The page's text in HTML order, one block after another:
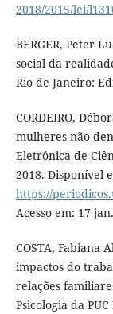
2018/2015/lei/
BERGER, Peter
social da
Rio de Janeiro:
CORDEIRO,
mulheres não
Eletrônica de
2018. Disponível
https://
Acesso em: 17
COSTA, Fabiana
impactos do
relações
Psicologia da